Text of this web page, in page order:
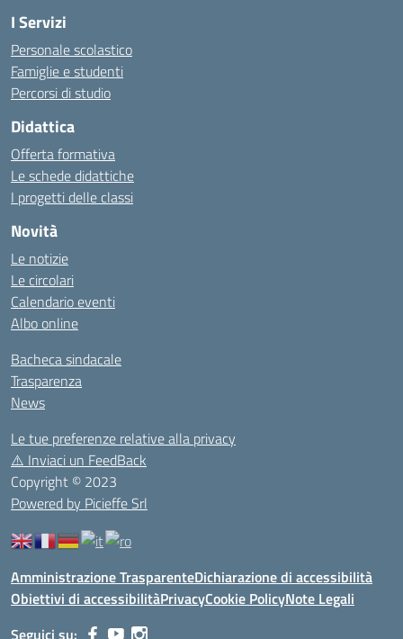
I Servizi
Personale scolastico
Famiglie e studenti
Percorsi di studio
Didattica
Offerta formativa
Le schede didattiche
I progetti delle classi
Novità
Le notizie
Le circolari
Calendario eventi
Albo online
Bacheca sindacale
Trasparenza
News
Le tue preferenze relative alla privacy
⚠️ Inviaci un FeedBack
Copyright © 2023
Powered by Picieffe Srl
Amministrazione TrasparenteDichiarazione di accessibilità
Obiettivi di accessibilitàPrivacyCookie PolicyNote Legali
Seguici su: